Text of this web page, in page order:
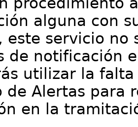
alguna con
este servicio no
de notificación
utilizar la
de Alertas para
en la